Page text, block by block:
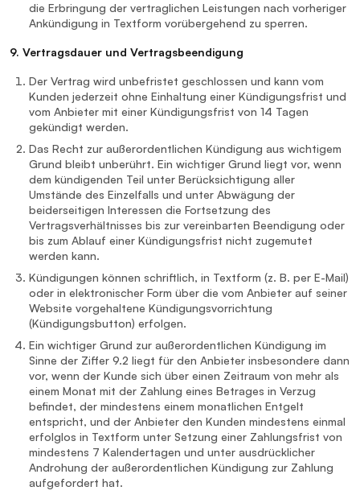
die Erbringung der vertraglichen Leistungen nach vorheriger
Ankündigung in Textform vorübergehend zu sperren.
9. Vertragsdauer und Vertragsbeendigung
Der Vertrag wird unbefristet geschlossen und kann vom
Kunden jederzeit ohne Einhaltung einer Kündigungsfrist und
vom Anbieter mit einer Kündigungsfrist von 14 Tagen
gekündigt werden.
Das Recht zur außerordentlichen Kündigung aus wichtigem
Grund bleibt unberührt. Ein wichtiger Grund liegt vor, wenn
dem kündigenden Teil unter Berücksichtigung aller
Umstände des Einzelfalls und unter Abwägung der
beiderseitigen Interessen die Fortsetzung des
Vertragsverhältnisses bis zur vereinbarten Beendigung oder
bis zum Ablauf einer Kündigungsfrist nicht zugemutet
werden kann.
Kündigungen können schriftlich, in Textform (z. B. per E-Mail)
oder in elektronischer Form über die vom Anbieter auf seiner
Website vorgehaltene Kündigungsvorrichtung
(Kündigungsbutton) erfolgen.
Ein wichtiger Grund zur außerordentlichen Kündigung im
Sinne der Ziffer 9.2 liegt für den Anbieter insbesondere dann
vor, wenn der Kunde sich über einen Zeitraum von mehr als
einem Monat mit der Zahlung eines Betrages in Verzug
befindet, der mindestens einem monatlichen Entgelt
entspricht, und der Anbieter den Kunden mindestens einmal
erfolglos in Textform unter Setzung einer Zahlungsfrist von
mindestens 7 Kalendertagen und unter ausdrücklicher
Androhung der außerordentlichen Kündigung zur Zahlung
aufgefordert hat.